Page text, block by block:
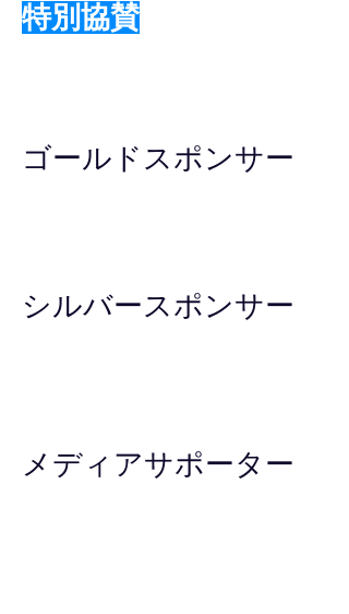
ゴールドスポンサー
シルバースポンサー
特別 協賛​​
メディアサポーター